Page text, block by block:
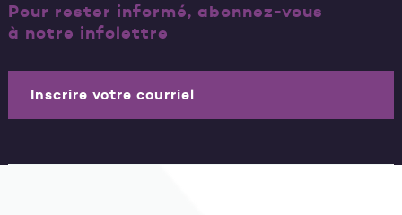
Pour rester informé, abonnez-vous
à notre infolettre